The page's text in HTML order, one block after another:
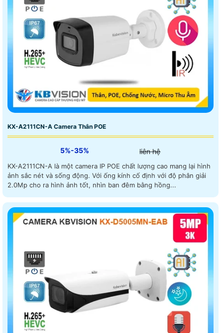
KX-A2111CN-A Camera Thân POE
5%-35% liên hệ
KX-A2111CN-A là một camera IP POE chất lượng cao mang lại hình
ảnh sắc nét và sống động. Với ống kính cố định với độ phân giải
2.0Mp cho ra hình ảnh tốt, nhìn ban đêm bằng hồng...